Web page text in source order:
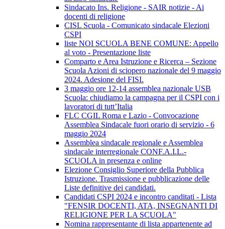
Sindacato Ins. Religione - SAIR notizie - Ai
docenti di religione
CISL Scuola - Comunicato sindacale Elezioni
CSPI
liste NOI SCUOLA BENE COMUNE: Appello
al voto - Presentazione liste
Comparto e Area Istruzione e Ricerca – Sezione
Scuola Azioni di sciopero nazionale del 9 maggio
2024. Adesione del FISI.
3 maggio ore 12-14 assemblea nazionale USB
Scuola: chiudiamo la campagna per il CSPI con i
lavoratori di tutt’Italia
FLC CGIL Roma e Lazio - Convocazione
Assemblea Sindacale fuori orario di servizio - 6
maggio 2024
Assemblea sindacale regionale e Assemblea
sindacale interregionale CONF.A.I.L.-
SCUOLA in presenza e online
Elezione Consiglio Superiore della Pubblica
Istruzione. Trasmissione e pubblicazione delle
Liste definitive dei candidati.
Candidati CSPI 2024 e incontro canditati - Lista
"FENSIR DOCENTI, ATA, INSEGNANTI DI
RELIGIONE PER LA SCUOLA"
Nomina rappresentante di lista appartenente ad